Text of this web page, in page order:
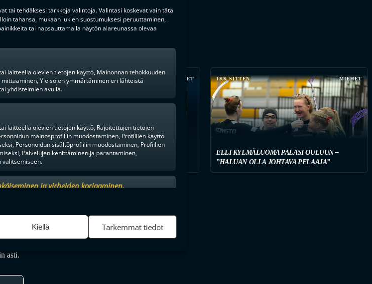
tai tehdäksesi tarkkoja valintoja. Valintasi koskevat vain tätä
tahansa, mukaan lukien suostumuksesi peruuttaminen,
tai napsauttamalla näytön alareunassa olevaa
laitteella olevien tietojen käyttö, Mainonnan tehokkuuden
Yleisöjen ymmärtäminen eri lähteistä
yhdistelmien avulla.
laitteella olevien tietojen käyttö, Rajoitettujen tietojen
mainosprofiilin muodostaminen, Profiilien käyttö
Personoidun sisältöprofiilin muodostaminen, Profiilien
Palvelujen kehittäminen ja parantaminen,
valitsemiseen.
ja virheiden korjaaminen,
jakelu, Tallenna ja ilmaise
Kiellä Tarkemmat tiedot
MIEHET 1KK SITTEN MIEHET 1KK SITTEN MIEHET
ELLI KYLMÄLUOMA PALASI OULUUN –
”HALUAN OLLA JOHTAVA PELAAJA”
asti.